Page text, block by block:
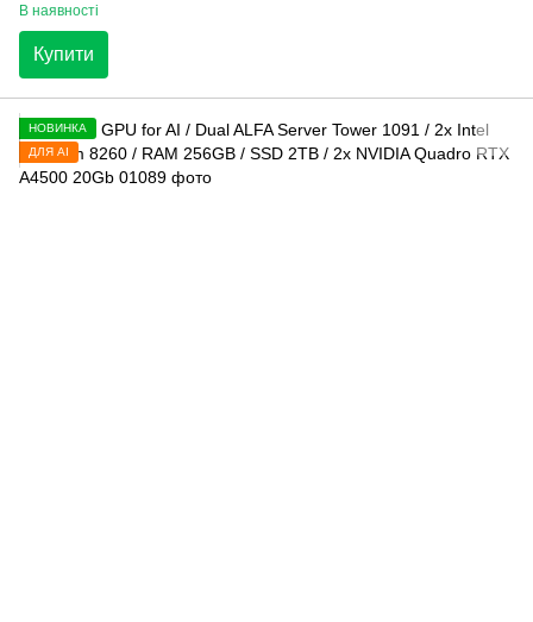
В наявності
Купити
НОВИНКА
ДЛЯ AI